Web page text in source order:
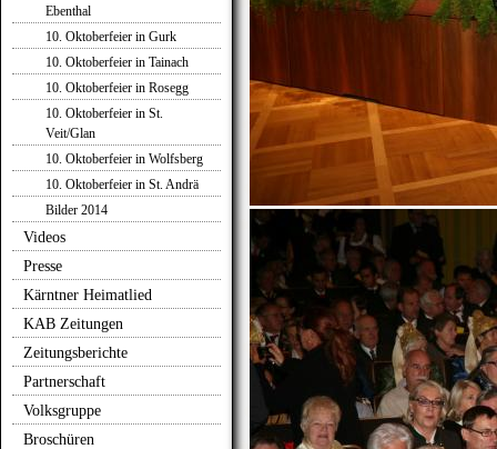
Ebenthal
10. Oktoberfeier in Gurk
10. Oktoberfeier in Tainach
10. Oktoberfeier in Rosegg
10. Oktoberfeier in St.
Veit/Glan
10. Oktoberfeier in Wolfsberg
10. Oktoberfeier in St. Andrä
Bilder 2014
Videos
Presse
Kärntner Heimatlied
KAB Zeitungen
Zeitungsberichte
Partnerschaft
Volksgruppe
Broschüren